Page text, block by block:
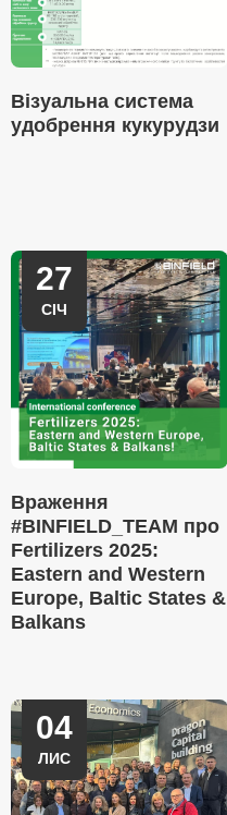
Візуальна система
удобрення кукурудзи
27
СІЧ
Враження
#BINFIELD_TEAM про
Fertilizers 2025:
Eastern and Western
Europe, Baltic States &
Balkans
04
ЛИС